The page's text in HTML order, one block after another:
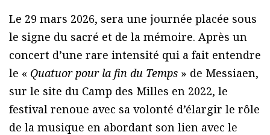
Le 29 mars 2026, sera une journée placée sous
le signe du sacré et de la mémoire. Après un
concert d’une rare intensité qui a fait entendre
le « Quatuor pour la fin du Temps » de Messiaen,
sur le site du Camp des Milles en 2022, le
festival renoue avec sa volonté d’élargir le rôle
de la musique en abordant son lien avec le